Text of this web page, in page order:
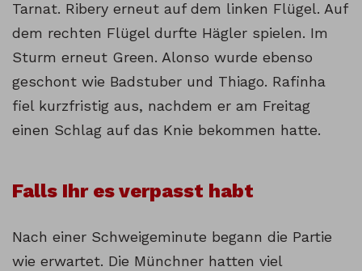
Tarnat. Ribery erneut auf dem linken Flügel. Auf
dem rechten Flügel durfte Hägler spielen. Im
Sturm erneut Green. Alonso wurde ebenso
geschont wie Badstuber und Thiago. Rafinha
fiel kurzfristig aus, nachdem er am Freitag
einen Schlag auf das Knie bekommen hatte.
Falls Ihr es verpasst habt
Nach einer Schweigeminute begann die Partie
wie erwartet. Die Münchner hatten viel